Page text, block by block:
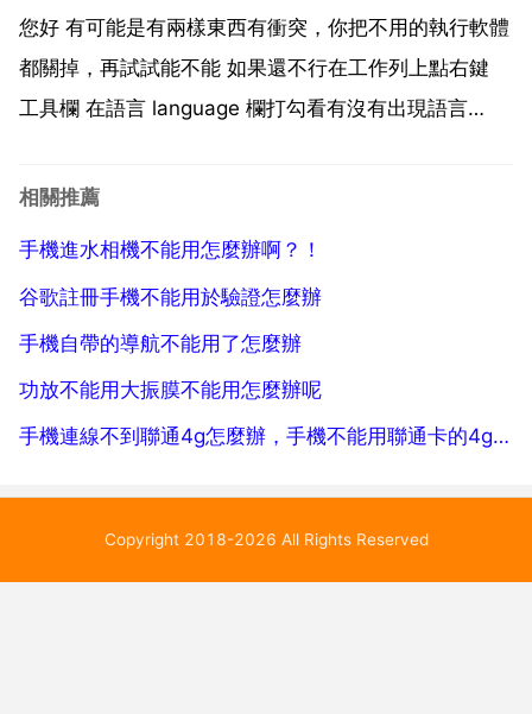
後 選擇 關閉高階文字服務 核...
您好 有可能是有兩樣東西有衝突，你把不用的執行軟體
都關掉，再試試能不能 如果還不行在工作列上點右鍵
工具欄 在語言 language 欄打勾看有沒有出現語言
區域和語言 language 選項 語言 language 詳細設定 語
相關推薦
手機進水相機不能用怎麼辦啊？！
谷歌註冊手機不能用於驗證怎麼辦
手機自帶的導航不能用了怎麼辦
功放不能用大振膜不能用怎麼辦呢
手機連線不到聯通4g怎麼辦，手機不能用聯通卡的4g網路怎麼辦？
Copyright 2018-2026 All Rights Reserved